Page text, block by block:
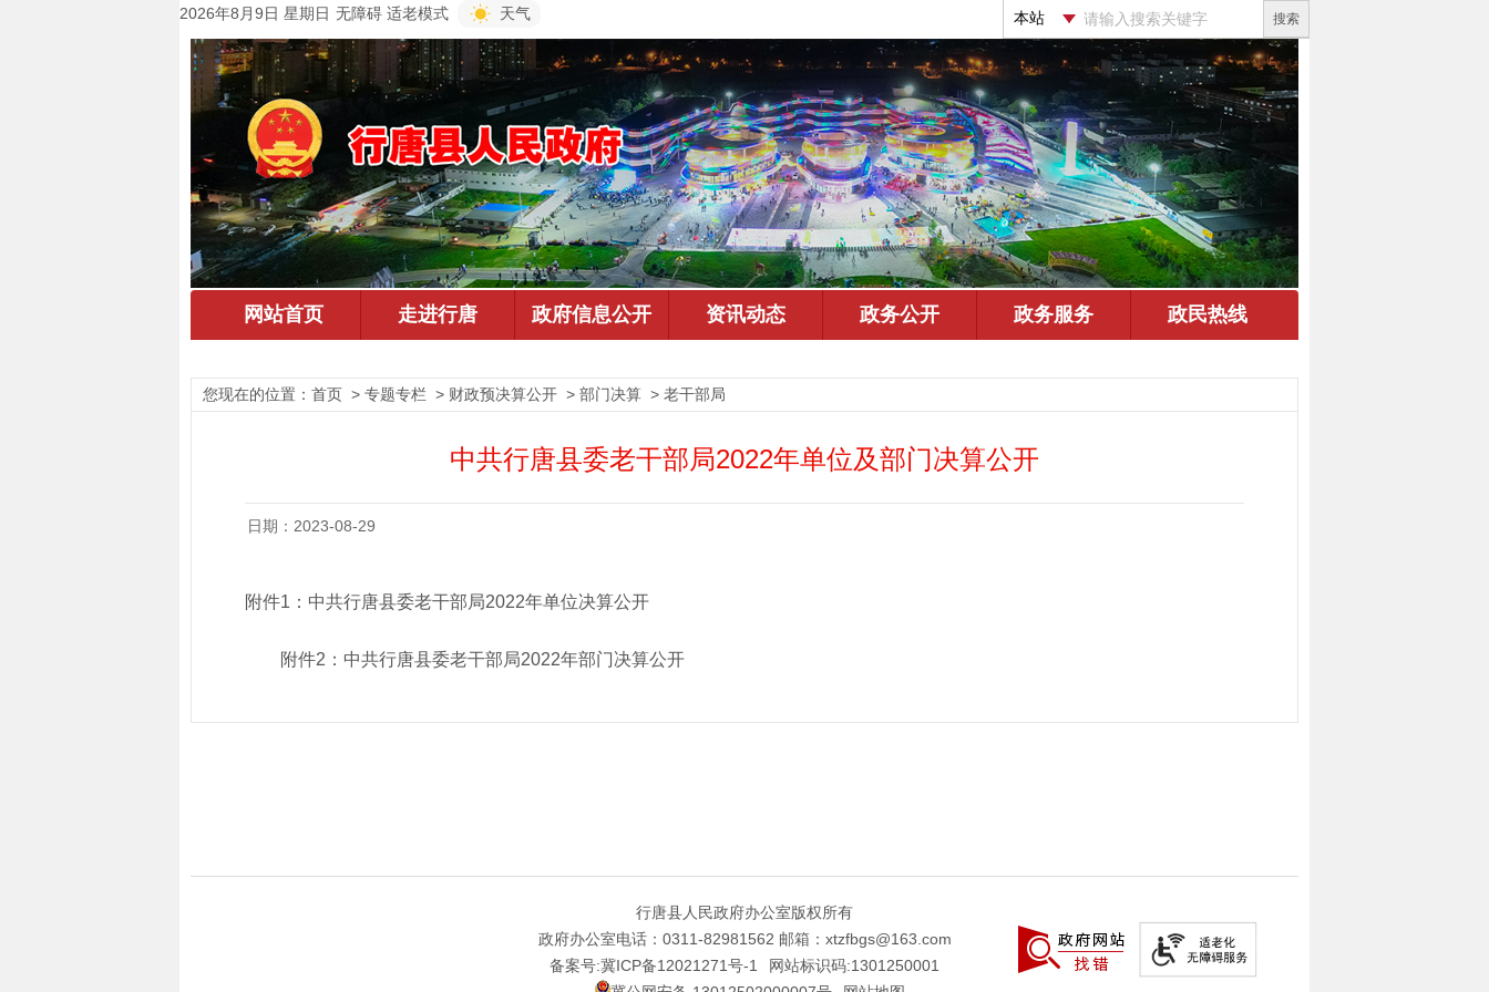
2026年8月9日 星期日 无障碍 适老模式 天气 搜索
您现在的位置： 首页 > 专题专栏 > 财政预决算公开 > 部门决算 > 老干部局
中共行唐县委老干部局2022年单位及部门决算公开
日期：2023-08-29
附件1：中共行唐县委老干部局2022年单位决算公开
附件2： 中共行唐县委老干部局2022年部门决算公开